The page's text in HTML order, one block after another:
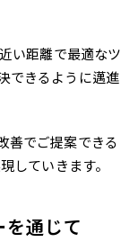
い距離で最適なツ
できるように邁進
善でご提案できる
していきます。
通じて